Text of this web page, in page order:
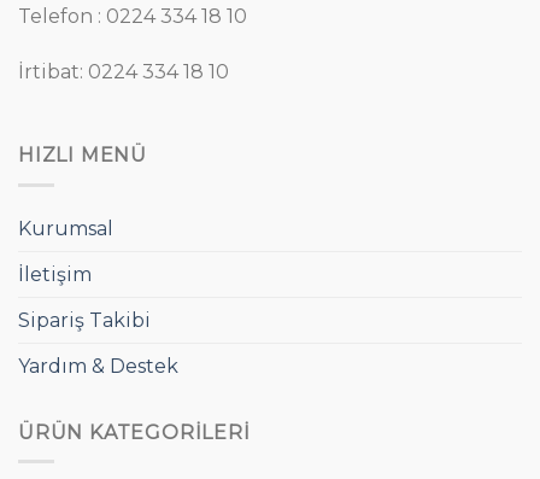
Telefon : 0224 334 18 10
İrtibat: 0224 334 18 10
HIZLI MENÜ
Kurumsal
İletişim
Sipariş Takibi
Yardım & Destek
ÜRÜN KATEGORILERI